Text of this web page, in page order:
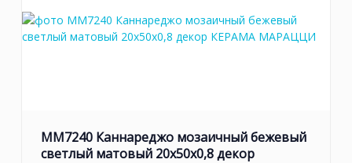
MM7240 Каннареджо мозаичный бежевый
светлый матовый 20x50x0,8 декор